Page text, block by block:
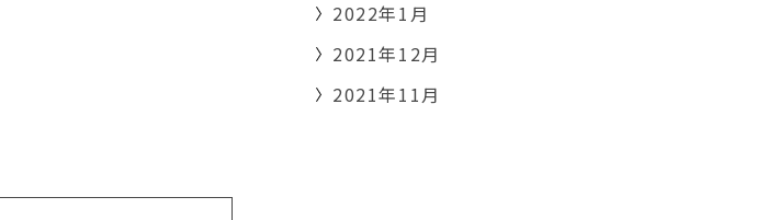
2022年1月
2021年12月
2021年11月